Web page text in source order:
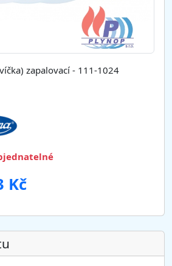
zapalovací - 111-1024
Kč